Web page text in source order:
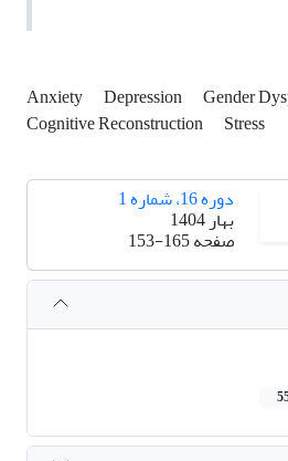
Anxiety Depression Gender
Cognitive Reconstruction
Stress
دوره 16، شماره 1
بهار 1404
صفحه153-165